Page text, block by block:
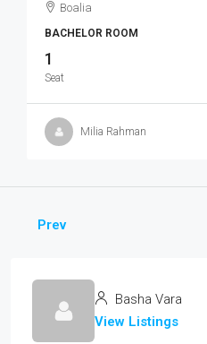
Boalia
BACHELOR ROOM
1
Seat
Milia Rahman
Prev
Basha Vara
View Listings